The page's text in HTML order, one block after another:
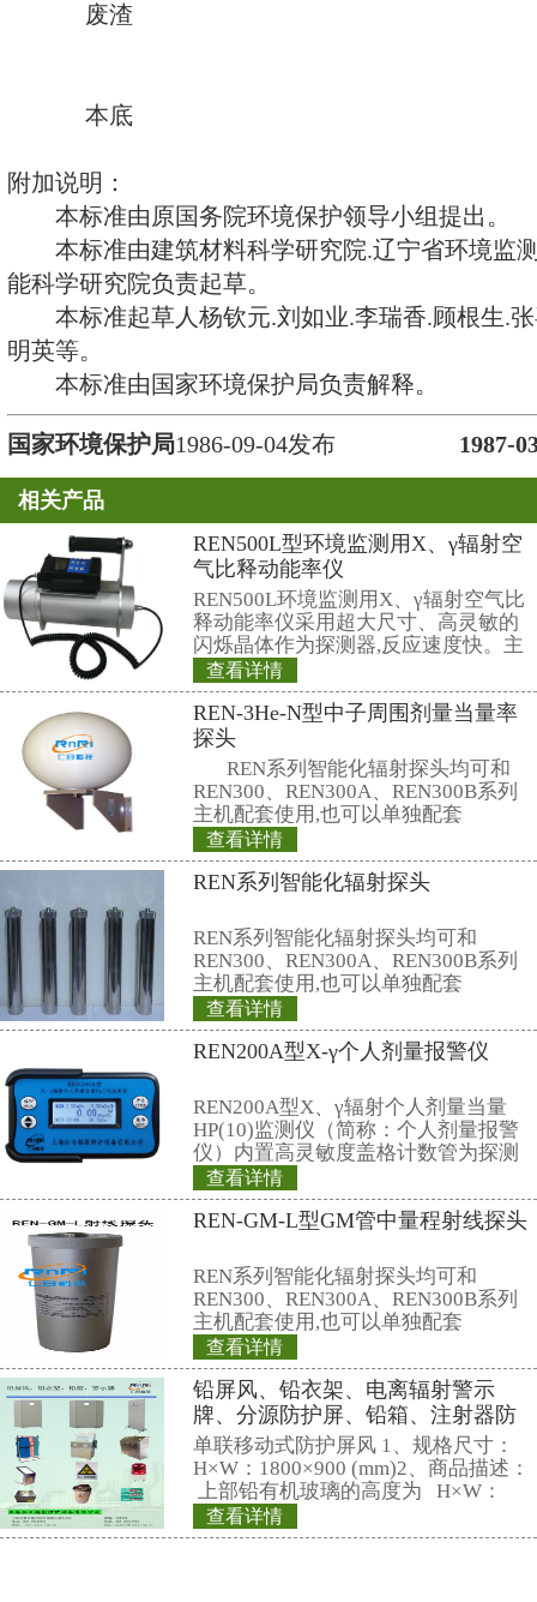
质的活度A除以该物质的质量m而
C.6 照射量（exposure），符号x
其中dQ是光子在质量为dm的
子（正电子和负电子）完全被空
的任一种符号的离子总电荷的绝对
C.7 照射量率（exposure rate），
商。沿用的专用单位是伦琴除以
（μ
R/h）
x=dx/dt (C4)
其中dx是时间间隔dt内照射量
C.8 探测下限（low limit of
数）的最小数值。
C.9 能量响应（energy response）
辐射能量的关系。
C.10 不确定度（uncertainty）：
般表示为平均值的百分数。
C.11 贝可（勒尔）（Becquerel）
活度单位名称。它等于1/s（s—时
C.12 居里（Curie),符号Ci：暂时
的专用单位。它等于3.7×1010l/s
1Ci=3.7×1010
C.13 伦琴（rontgen),符号R:暂时
量的专用单位，它等于2.58×10
1R（伦）=103mR（毫伦）
附录D 取样与制样建筑材料用工
（补充件）
一.废渣名称：
二.取样时间：
三.取样地点或来源：